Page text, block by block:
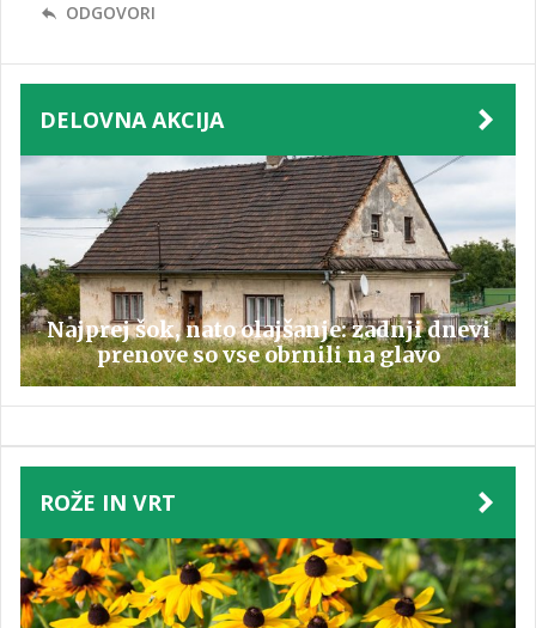
ODGOVORI
DELOVNA AKCIJA
Najprej šok, nato olajšanje: zadnji dnevi
prenove so vse obrnili na glavo
ROŽE IN VRT